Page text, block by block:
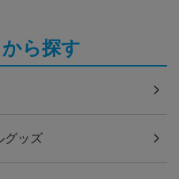
ら探す
グッズ